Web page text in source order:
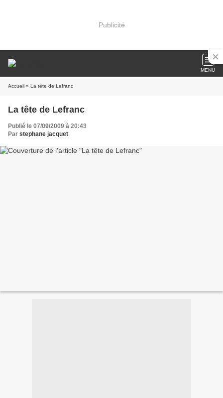
Publicité
MENU
Accueil » La tête de Lefranc
La tête de Lefranc
Publié le 07/09/2009 à 20:43
Par stephane jacquet